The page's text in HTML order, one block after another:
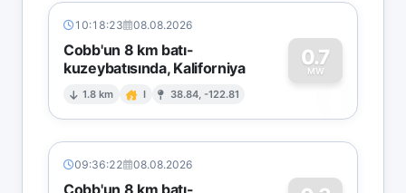
10:18:23 08.08.2026
Cobb'un 8 km batı-
kuzeybatısında, Kaliforniya
1.8 km I 38.84, -122.81
0.7
MW
0
09:36:22 08.08.2026
Cobb'un 8 km batı-